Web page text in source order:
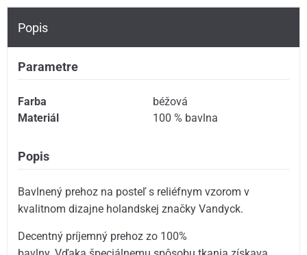
Popis
Parametre
Farba
béžová
Materiál
100 % bavlna
Popis
Bavlnený prehoz na posteľ s reliéfnym vzorom v
kvalitnom dizajne holandskej značky Vandyck.
Decentný príjemný prehoz zo 100%